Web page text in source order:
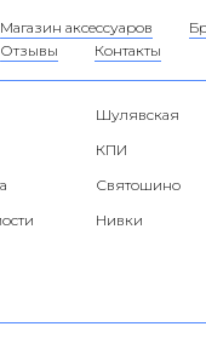
Магазин аксессуаров
Отзывы
Контакты
Шулявская
КПИ
Святошино
Нивки